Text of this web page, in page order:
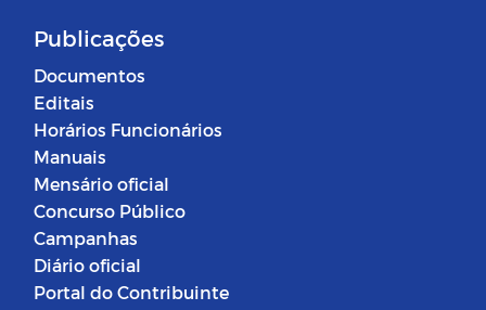
Publicações
Documentos
Editais
Horários Funcionários
Manuais
Mensário oficial
Concurso Público
Campanhas
Diário oficial
Portal do Contribuinte